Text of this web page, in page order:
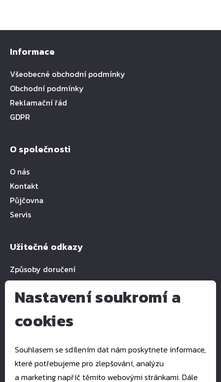
Informace
Všeobecné obchodní podmínky
Obchodní podmínky
Reklamační řád
GDPR
O společnosti
O nás
Kontakt
Půjčovna
Servis
Užitečné odkazy
Způsoby doručení
Kontakty
Tel.:
+420 777 993 939
Štefánikova 1512
Nastavení soukromí a
cookies
Souhlasem se sdílením dat nám poskytnete informace,
které potřebujeme pro zlepšování, analýzu
a marketing napříč těmito webovými stránkami. Dále